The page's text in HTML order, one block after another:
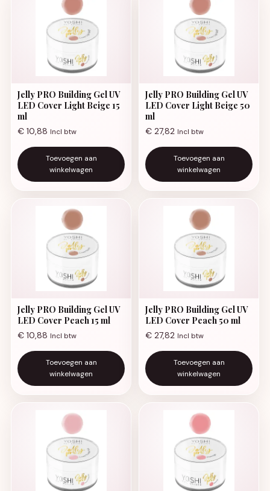
Jelly PRO Building Gel UV
LED Cover Light Beige 15
ml
€ 10,88 Incl btw
Toevoegen aan
winkelwagen
Jelly PRO Building Gel UV
LED Cover Light Beige 50
ml
€ 27,82 Incl btw
Toevoegen aan
winkelwagen
Jelly PRO Building Gel UV
LED Cover Peach 15 ml
€ 10,88 Incl btw
Toevoegen aan
winkelwagen
Jelly PRO Building Gel UV
LED Cover Peach 50 ml
€ 27,82 Incl btw
Toevoegen aan
winkelwagen